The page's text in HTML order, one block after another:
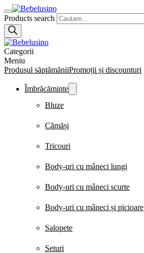
Products search
Categorii
Meniu
Produsul săptămăniiPromoții și discounturi
Îmbrăcăminte
Bluze
Cămăși
Tricouri
Body-uri cu mâneci lungi
Body-uri cu mâneci scurte
Body-uri cu mâneci și picioare
Salopete
Seturi